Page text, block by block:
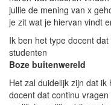
jullie de mening van x
je zit wat je hiervan vindt
Ik ben het type docent
studenten
Boze buitenwereld
Het zal duidelijk zijn dat
docent dat continu